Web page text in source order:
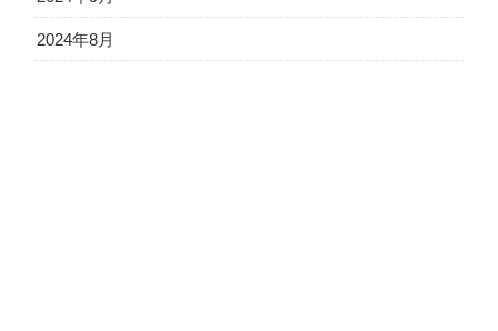
2024年8月